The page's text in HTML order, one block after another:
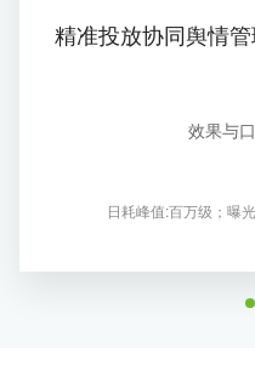
精准投放协同舆情
效果与
日耗峰值:百万级；曝